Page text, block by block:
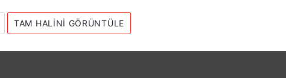
TAM HALINI GÖRÜNTÜLE